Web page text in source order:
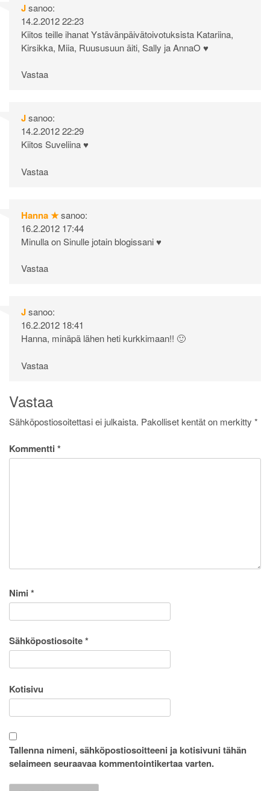
Jsanoo:
14.2.2012 22:23
Kiitos teille ihanat Ystävänpäivätoivotuksista Katariina,
Kirsikka, Miia, Ruususuun äiti, Sally ja AnnaO ♥
Vastaa
Jsanoo:
14.2.2012 22:29
Kiitos Suveliina ♥
Vastaa
Hanna ★sanoo:
16.2.2012 17:44
Minulla on Sinulle jotain blogissani ♥
Vastaa
Jsanoo:
16.2.2012 18:41
Hanna, minäpä lähen heti kurkkimaan!! 🙂
Vastaa
Vastaa
Sähköpostiosoitettasi ei julkaista. Pakolliset kentät on merkitty *
Kommentti *
Nimi *
Sähköpostiosoite*
Kotisivu
Tallenna nimeni, sähköpostiosoitteeni ja kotisivuni tähän
selaimeen seuraavaa kommentointikertaa varten.